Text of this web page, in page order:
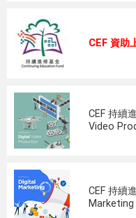
CEF 資助
CEF 持續
Video
CEF 持續
Marketing